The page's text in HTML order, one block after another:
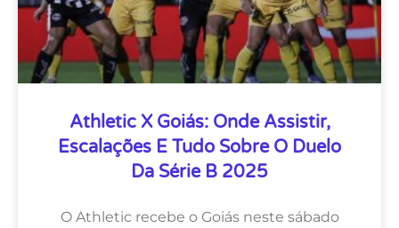
Athletic X Goiás: Onde Assistir,
Escalações E Tudo Sobre O Duelo
Da Série B 2025
O Athletic recebe o Goiás neste sábado